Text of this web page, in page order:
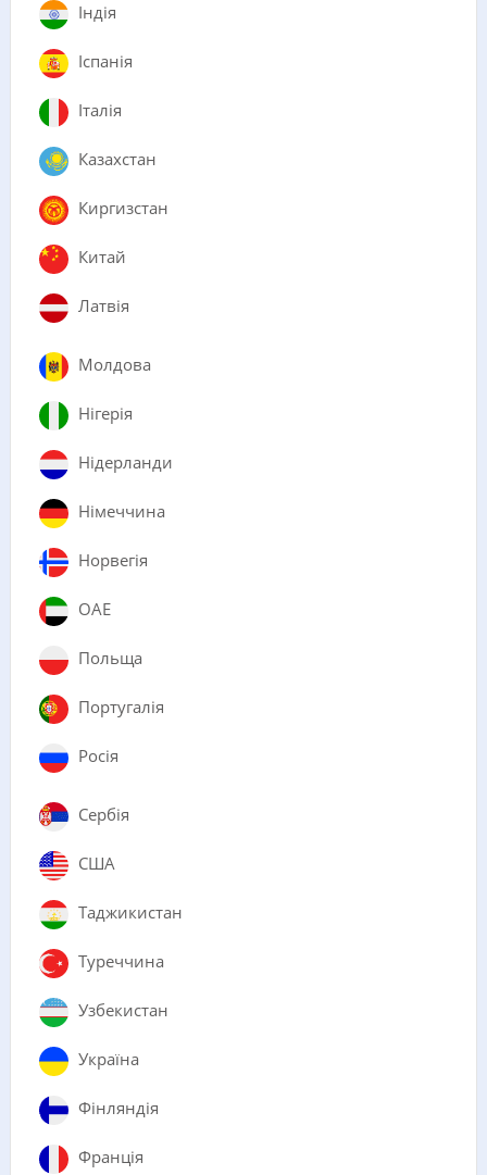
Індія
Іспанія
Італія
Казахстан
Киргизстан
Китай
Латвія
Молдова
Нігерія
Нідерланди
Німеччина
Норвегія
ОАЕ
Польща
Португалія
Росія
Сербія
США
Таджикистан
Туреччина
Узбекистан
Україна
Фінляндія
Франція